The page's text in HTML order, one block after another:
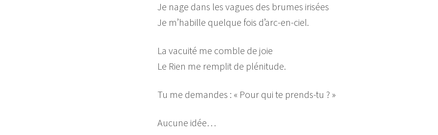
Je nage dans les vagues des brumes irisées
Je m’habille quelque fois d’arc-en-ciel.
La vacuité me comble de joie
Le Rien me remplit de plénitude.
Tu me demandes : « Pour qui te prends-tu ? »
Aucune idée…